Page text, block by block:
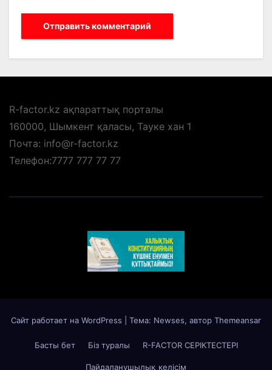
R-factor.kz ақпараттық порталы
160000, Шымкент қаласы, Тауке хан 1
Почта: info@r-factor.kz
Телефон:7777 777 77 77
Сайт работает на WordPress Тема: Newses, автор Themeansar
Басты бет Біз туралы R-FACTOR СЕРІКТЕСТЕРІ
Пайдаланушылық келісім